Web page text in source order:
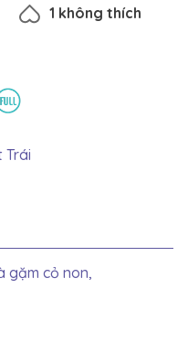
1 không thích
Trái
gặm cỏ non,